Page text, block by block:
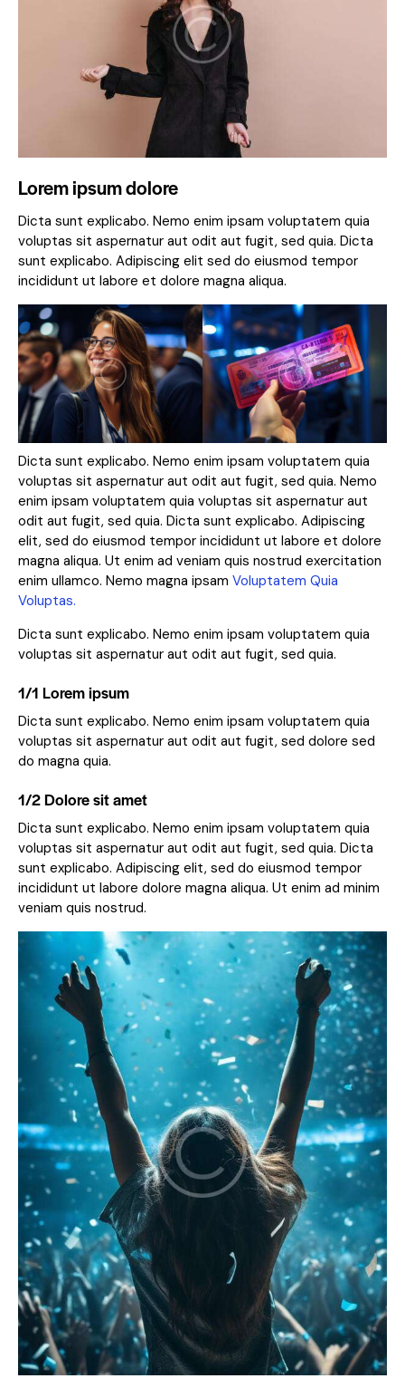
Lorem ipsum dolore
Dicta sunt explicabo. Nemo enim ipsam voluptatem quia
voluptas sit aspernatur aut odit aut fugit, sed quia. Dicta
sunt explicabo. Adipiscing elit sed do eiusmod tempor
incididunt ut labore et dolore magna aliqua.
Dicta sunt explicabo. Nemo enim ipsam voluptatem quia
voluptas sit aspernatur aut odit aut fugit, sed quia. Nemo
enim ipsam voluptatem quia voluptas sit aspernatur aut
odit aut fugit, sed quia. Dicta sunt explicabo. Adipiscing
elit, sed do eiusmod tempor incididunt ut labore et dolore
magna aliqua. Ut enim ad veniam quis nostrud exercitation
enim ullamco. Nemo magna ipsam Voluptatem Quia
Voluptas.
Dicta sunt explicabo. Nemo enim ipsam voluptatem quia
voluptas sit aspernatur aut odit aut fugit, sed quia.
1/1 Lorem ipsum
Dicta sunt explicabo. Nemo enim ipsam voluptatem quia
voluptas sit aspernatur aut odit aut fugit, sed dolore sed
do magna quia.
1/2 Dolore sit amet
Dicta sunt explicabo. Nemo enim ipsam voluptatem quia
voluptas sit aspernatur aut odit aut fugit, sed quia. Dicta
sunt explicabo. Adipiscing elit, sed do eiusmod tempor
incididunt ut labore dolore magna aliqua. Ut enim ad minim
veniam quis nostrud.